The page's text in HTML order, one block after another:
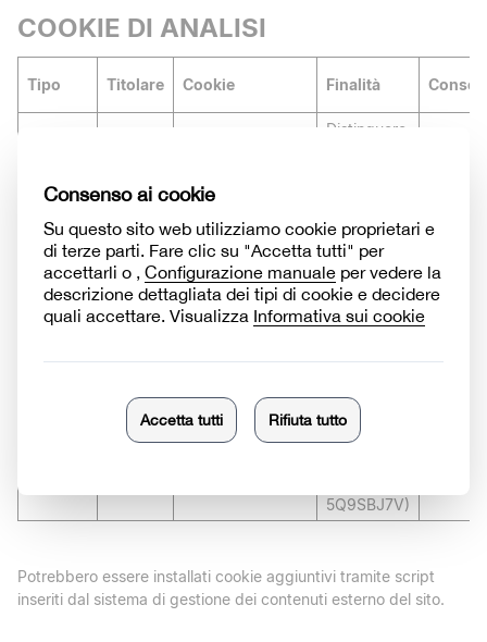
COOKIE DI ANALISI
Tipo Titolare Cookie Finalità
Distinguere
Analitico _ga_G2D158GLPF
Mantenere
lo stato
della
sessione e
raccogliere
GA4,
tramite
Google Tag
5Q9SBJ7V)
2 anni
Potrebbero essere installati cookie aggiuntivi tramite script
inseriti dal sistema di gestione dei contenuti esterno del sito.